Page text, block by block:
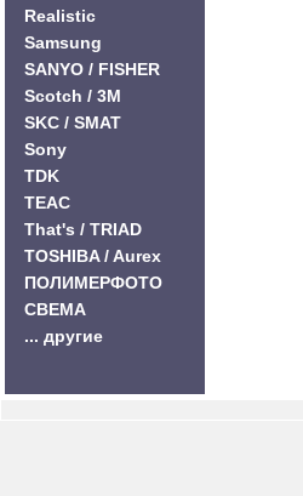
Realistic
Samsung
SANYO / FISHER
Scotch / 3M
SKC / SMAT
Sony
TDK
TEAC
That's / TRIAD
TOSHIBA / Aurex
ПОЛИМЕРФОТО
СВЕМА
... другие